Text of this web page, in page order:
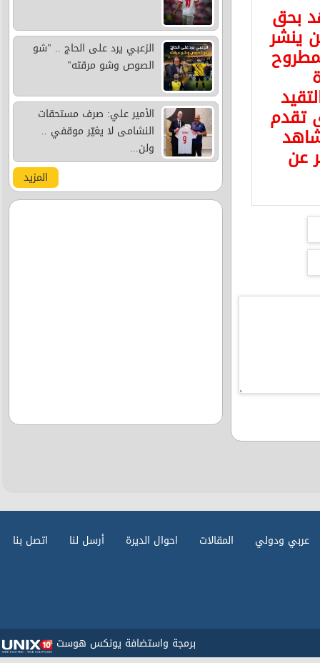
بحق
ينشر
تقدم
عن
الزعبي يرد على الحاج .. "شو
الصوص وشو مرقته"
الأمير علي: صرف مستحقات
النشامى لا يغيّر موقفي ..
ولن...
المزيد
عربي ودولي المقالات احوال الديرة أرسل لنا اتصل بنا
برمجة واستضافة يونكس هوست